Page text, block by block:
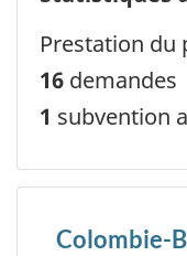
Prestation du
16 demandes
1 subvention
Colombie-